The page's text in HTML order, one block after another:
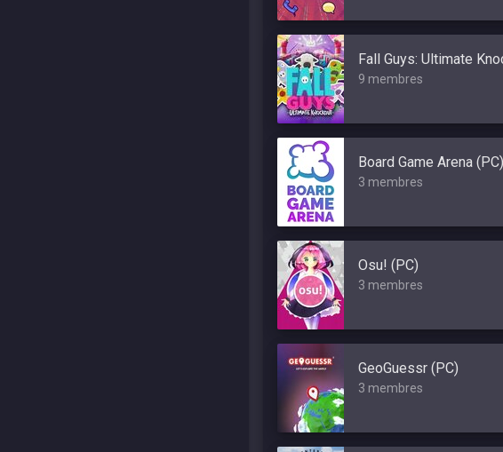
Fall Guys: Ultimate
9 membres
Board Game Arena (PC)
3 membres
Osu! (PC)
3 membres
GeoGuessr (PC)
3 membres